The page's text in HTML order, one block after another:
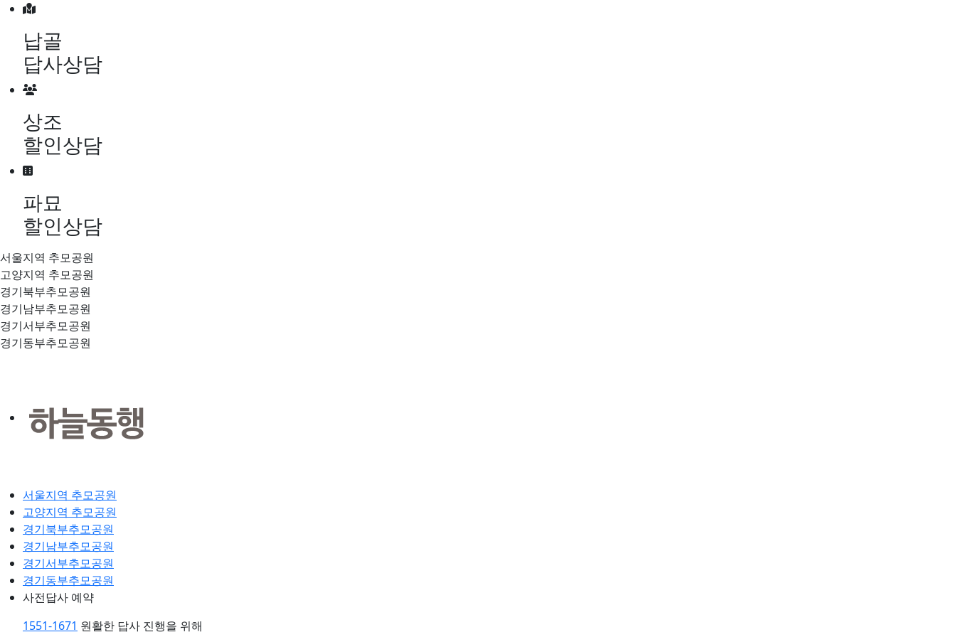
메뉴 건너뛰기
납골
답사상담
상조
할인상담
파묘
할인상담
서울지역 추모공원
고양지역 추모공원
경기북부추모공원
경기남부추모공원
경기서부추모공원
경기동부추모공원
서울지역 추모공원
고양지역 추모공원
경기북부추모공원
경기남부추모공원
경기서부추모공원
경기동부추모공원
사전답사 예약
1551-1671 원활한 답사 진행을 위해